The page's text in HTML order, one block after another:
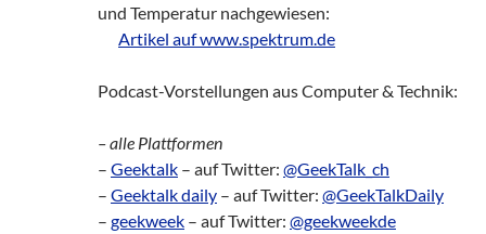
und Temperatur nachgewiesen:
Artikel auf www.spektrum.de
Podcast-Vorstellungen aus Computer & Technik:
– alle Plattformen
– Geektalk – auf Twitter: @GeekTalk_ch
– Geektalk daily – auf Twitter: @GeekTalkDaily
– geekweek – auf Twitter: @geekweekde